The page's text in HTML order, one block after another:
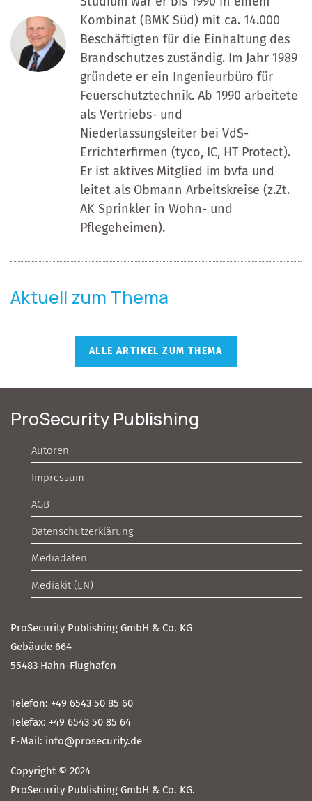
Kombinat (BMK Süd) mit ca. 14.000
Beschäftigten für die Einhaltung des
Brandschutzes zuständig. Im Jahr 1989
gründete er ein Ingenieurbüro für
Feuerschutztechnik. Ab 1990 arbeitete
als Vertriebs- und
Niederlassungsleiter bei VdS-
Errichterfirmen (tyco, IC, HT Protect).
Er ist aktives Mitglied im bvfa und
leitet als Obmann Arbeitskreise (z.Zt.
AK Sprinkler in Wohn- und
Pflegeheimen).
Aktuell zum Thema
ALLE ARTIKEL ZUM THEMA
ProSecurity Publishing
Autoren
Impressum
AGB
Datenschutzerklärung
Mediadaten
Mediakit (EN)
ProSecurity Publishing GmbH & Co. KG
Gebäude 664
55483 Hahn-Flughafen
Telefon: +49 6543 50 85 60
Telefax: +49 6543 50 85 64
E-Mail: info@prosecurity.de
Copyright © 2024
ProSecurity Publishing GmbH & Co. KG.